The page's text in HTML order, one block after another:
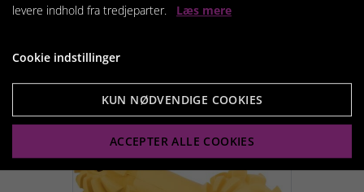
levere indhold fra tredjeparter. Læs mere
Cookie indstillinger
KUN NØDVENDIGE COOKIES
ACCEPTER ALLE COOKIES